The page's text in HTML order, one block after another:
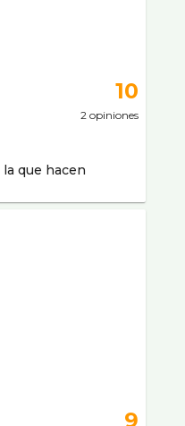
10
2 opiniones
que hacen
9